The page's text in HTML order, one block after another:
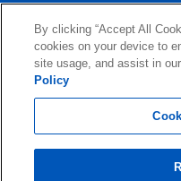
AGB
Vertrag für Autorisierte Partner
By clicking “Accept All
cookies on your device to
site usage, and assist in
Policy